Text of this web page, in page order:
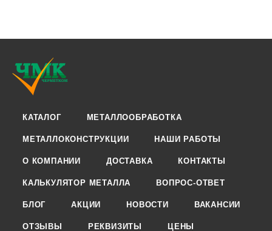
КАТАЛОГ МЕТАЛЛООБРАБОТКА
МЕТАЛЛОКОНСТРУКЦИИ НАШИ РАБОТЫ
О КОМПАНИИ ДОСТАВКА КОНТАКТЫ
КАЛЬКУЛЯТОР МЕТАЛЛА ВОПРОС-ОТВЕТ
БЛОГ АКЦИИ НОВОСТИ ВАКАНСИИ
ОТЗЫВЫ РЕКВИЗИТЫ ЦЕНЫ